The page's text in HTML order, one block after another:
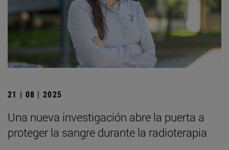
21 | 08 | 2025
Una nueva investigación abre la puerta a
proteger la sangre durante la radioterapia